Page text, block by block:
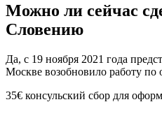
Можно ли сейчас
Словению
Да, с 19 ноября 2021 года
Москве возобновило работу
35€ консульский сбор для